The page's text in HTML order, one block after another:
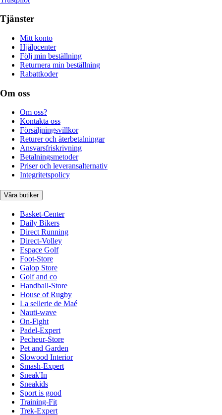
Tjänster
Mitt konto
Hjälpcenter
Följ min beställning
Returnera min beställning
Rabattkoder
Om oss
Om oss?
Kontakta oss
Försäljningsvillkor
Returer och återbetalningar
Ansvarsfriskrivning
Betalningsmetoder
Priser och leveransalternativ
Integritetspolicy
Våra butiker
Basket-Center
Daily Bikers
Direct Running
Direct-Volley
Espace Golf
Foot-Store
Galop Store
Golf and co
Handball-Store
House of Rugby
La sellerie de Maé
Nauti-wave
On-Fight
Padel-Expert
Pecheur-Store
Pet and Garden
Slowood Interior
Smash-Expert
Sneak'In
Sneakids
Sport is good
Training-Fit
Trek-Expert